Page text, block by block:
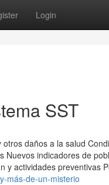
Login
SST
daños a la salud
indicadores de
y actividades preventivas
más-de-un-misterio